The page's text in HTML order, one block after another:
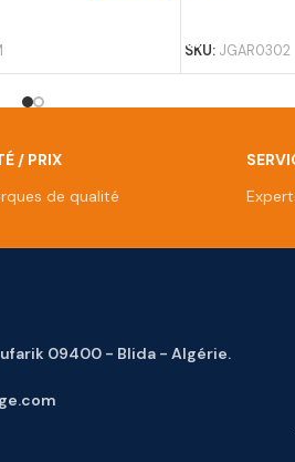
SKU: JGAR0302
/ PRIX
de qualité
09400 - Blida - Algérie.